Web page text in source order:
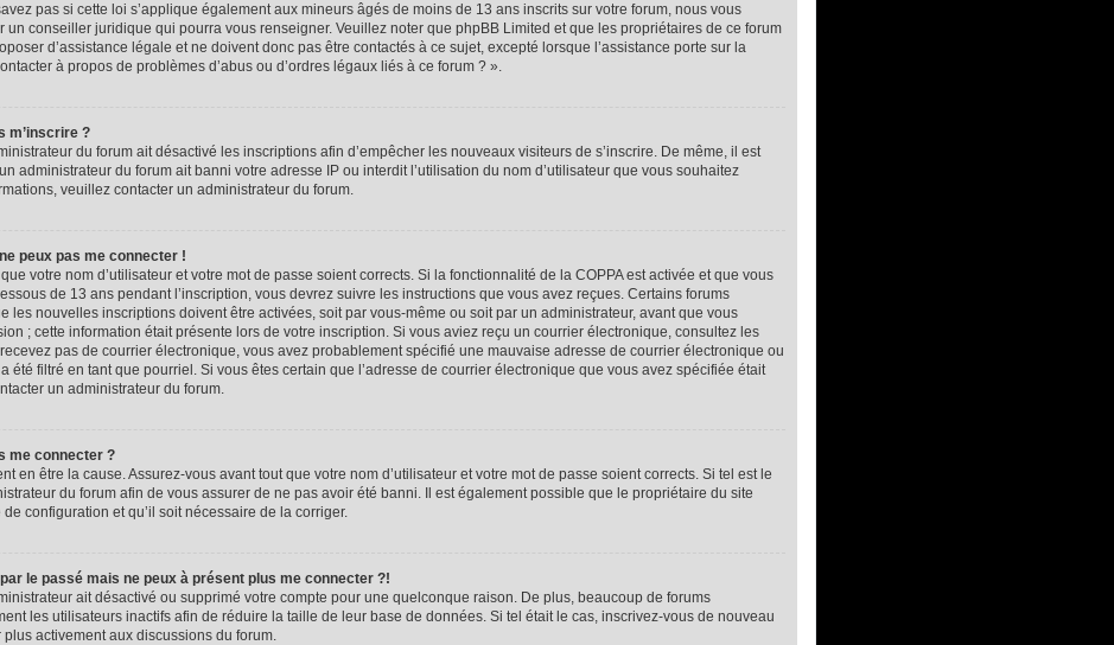
pas si cette loi s’applique également aux mineurs âgés de moins de 13 ans inscrits sur votre forum, nous vous
un conseiller juridique qui pourra vous renseigner. Veuillez noter que phpBB Limited et que les propriétaires de ce forum
d’assistance légale et ne doivent donc pas être contactés à ce sujet, excepté lorsque l’assistance porte sur la
à propos de problèmes d’abus ou d’ordres légaux liés à ce forum ? ».
m’inscrire ?
du forum ait désactivé les inscriptions afin d’empêcher les nouveaux visiteurs de s’inscrire. De même, il est
administrateur du forum ait banni votre adresse IP ou interdit l’utilisation du nom d’utilisateur que vous souhaitez
veuillez contacter un administrateur du forum.
peux pas me connecter !
votre nom d’utilisateur et votre mot de passe soient corrects. Si la fonctionnalité de la COPPA est activée et que vous
de 13 ans pendant l’inscription, vous devrez suivre les instructions que vous avez reçues. Certains forums
les nouvelles inscriptions doivent être activées, soit par vous-même ou soit par un administrateur, avant que vous
; cette information était présente lors de votre inscription. Si vous aviez reçu un courrier électronique, consultez les
pas de courrier électronique, vous avez probablement spécifié une mauvaise adresse de courrier électronique ou
été filtré en tant que pourriel. Si vous êtes certain que l’adresse de courrier électronique que vous avez spécifiée était
un administrateur du forum.
me connecter ?
en être la cause. Assurez-vous avant tout que votre nom d’utilisateur et votre mot de passe soient corrects. Si tel est le
du forum afin de vous assurer de ne pas avoir été banni. Il est également possible que le propriétaire du site
configuration et qu’il soit nécessaire de la corriger.
le passé mais ne peux à présent plus me connecter ?!
ait désactivé ou supprimé votre compte pour une quelconque raison. De plus, beaucoup de forums
les utilisateurs inactifs afin de réduire la taille de leur base de données. Si tel était le cas, inscrivez-vous de nouveau
activement aux discussions du forum.